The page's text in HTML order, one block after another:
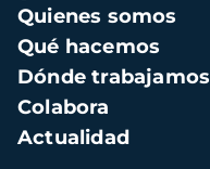
Navegación
principal
Quienes somos
Qué hacemos
Dónde trabajamos
Colabora
Actualidad